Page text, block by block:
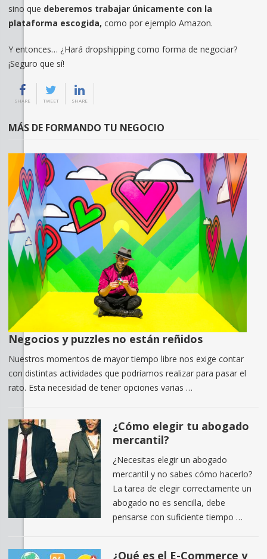
sino que deberemos trabajar únicamente con la
plataforma escogida, como por ejemplo Amazon.
Y entonces… ¿Hará dropshipping como forma de negociar?
¡Seguro que sí!
SHARE TWEET SHARE
MÁS DE FORMANDO TU NEGOCIO
Negocios y puzzles no están reñidos
Nuestros momentos de mayor tiempo libre nos exige contar
con distintas actividades que podríamos realizar para pasar el
rato. Esta necesidad de tener opciones varias …
¿Cómo elegir tu abogado
mercantil?
¿Necesitas elegir un abogado
mercantil y no sabes cómo hacerlo?
La tarea de elegir correctamente un
abogado no es sencilla, debe
pensarse con suficiente tiempo …
¿Qué es el E-Commerce y